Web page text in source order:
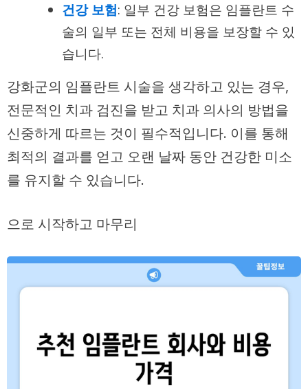
건강 보험: 일부 건강 보험은 임플란트 수
술의 일부 또는 전체 비용을 보장할 수 있
습니다.
강화군의 임플란트 시술을 생각하고 있는 경우,
전문적인 치과 검진을 받고 치과 의사의 방법을
신중하게 따르는 것이 필수적입니다. 이를 통해
최적의 결과를 얻고 오랜 날짜 동안 건강한 미소
를 유지할 수 있습니다.
으로 시작하고 마무리